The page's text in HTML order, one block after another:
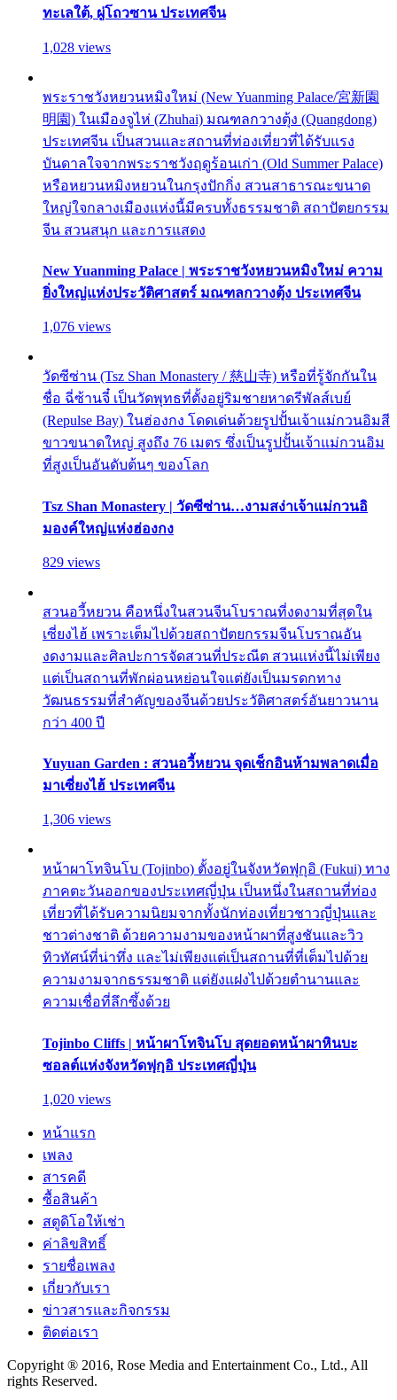
ทะเลใต้, ผู่โถวซาน ประเทศจีน
1,028 views
พระราชวังหยวนหมิงใหม่ (New Yuanming Palace/宮新園
明園) ในเมืองจูไห่ (Zhuhai) มณฑลกวางตุ้ง (Quangdong)
ประเทศจีน เป็นสวนและสถานที่ท่องเที่ยวที่ได้รับแรง
บันดาลใจจากพระราชวังฤดูร้อนเก่า (Old Summer Palace)
หรือหยวนหมิงหยวนในกรุงปักกิ่ง สวนสาธารณะขนาด
ใหญ่ใจกลางเมืองแห่งนี้มีครบทั้งธรรมชาติ สถาปัตยกรรม
จีน สวนสนุก และการแสดง
New Yuanming Palace | พระราชวังหยวนหมิงใหม่ ความ
ยิ่งใหญ่แห่งประวัติศาสตร์ มณฑลกวางตุ้ง ประเทศจีน
1,076 views
วัดซีซ่าน (Tsz Shan Monastery / 慈山寺) หรือที่รู้จักกันใน
ชื่อ ฉี่ซ้านจี๋ เป็นวัดพุทธที่ตั้งอยู่ริมชายหาดรีพัลส์เบย์
(Repulse Bay) ในฮ่องกง โดดเด่นด้วยรูปปั้นเจ้าแม่กวนอิมสี
ขาวขนาดใหญ่ สูงถึง 76 เมตร ซึ่งเป็นรูปปั้นเจ้าแม่กวนอิม
ที่สูงเป็นอันดับต้นๆ ของโลก
Tsz Shan Monastery | วัดซีซ่าน…งามสง่าเจ้าแม่กวนอิ
มองค์ใหญ่แห่งฮ่องกง
829 views
สวนอวี้หยวน คือหนึ่งในสวนจีนโบราณที่งดงามที่สุดใน
เซี่ยงไฮ้ เพราะเต็มไปด้วยสถาปัตยกรรมจีนโบราณอัน
งดงามและศิลปะการจัดสวนที่ประณีต สวนแห่งนี้ไม่เพียง
แต่เป็นสถานที่พักผ่อนหย่อนใจแต่ยังเป็นมรดกทาง
วัฒนธรรมที่สำคัญของจีนด้วยประวัติศาสตร์อันยาวนาน
กว่า 400 ปี
Yuyuan Garden : สวนอวี้หยวน จุดเช็กอินห้ามพลาดเมื่อ
มาเซี่ยงไฮ้ ประเทศจีน
1,306 views
หน้าผาโทจินโบ (Tojinbo) ตั้งอยู่ในจังหวัดฟุกุอิ (Fukui) ทาง
ภาคตะวันออกของประเทศญี่ปุ่น เป็นหนึ่งในสถานที่ท่อง
เที่ยวที่ได้รับความนิยมจากทั้งนักท่องเที่ยวชาวญี่ปุ่นและ
ชาวต่างชาติ ด้วยความงามของหน้าผาที่สูงชันและวิว
ทิวทัศน์ที่น่าทึ่ง และไม่เพียงแต่เป็นสถานที่ที่เต็มไปด้วย
ความงามจากธรรมชาติ แต่ยังแฝงไปด้วยตำนานและ
ความเชื่อที่ลึกซึ้งด้วย
Tojinbo Cliffs | หน้าผาโทจินโบ สุดยอดหน้าผาหินบะ
ซอลต์แห่งจังหวัดฟุกุอิ ประเทศญี่ปุ่น
1,020 views
หน้าแรก
เพลง
สารคดี
ซื้อสินค้า
สตูดิโอให้เช่า
ค่าลิขสิทธิ์
รายชื่อเพลง
เกี่ยวกับเรา
ข่าวสารและกิจกรรม
ติดต่อเรา
Copyright ® 2016, Rose Media and Entertainment Co., Ltd., All
rights Reserved.